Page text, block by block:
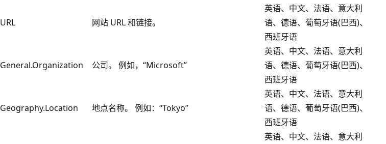
URL 网站 URL 和链接。
英语、中文、法语、意大利
语、德语、葡萄牙语(巴西)、
西班牙语
General.Organization 公司。 例如，“Microsoft”
英语、中文、法语、意大利
语、德语、葡萄牙语(巴西)、
西班牙语
Geography.Location 地点名称。 例如：“Tokyo”
英语、中文、法语、意大利
语、德语、葡萄牙语(巴西)、
西班牙语
英语、中文、法语、意大利